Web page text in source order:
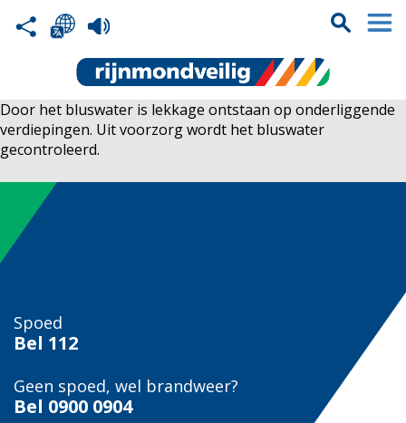
Door het bluswater is lekkage ontstaan op onderliggende
verdiepingen. Uit voorzorg wordt het bluswater
gecontroleerd.
Spoed
Bel 112
Geen spoed, wel brandweer?
Bel 0900 0904